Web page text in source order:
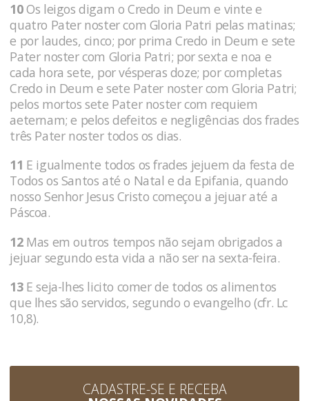
10Os leigos digam o Credo in Deum e vinte e
quatro Pater noster com Gloria Patri pelas matinas;
e por laudes, cinco; por prima Credo in Deum e sete
Pater noster com Gloria Patri; por sexta e noa e
cada hora sete, por vésperas doze; por completas
Credo in Deum e sete Pater noster com Gloria Patri;
pelos mortos sete Pater noster com requiem
aeternam; e pelos defeitos e negligências dos frades
três Pater noster todos os dias.
11 E igualmente todos os frades jejuem da festa de
Todos os Santos até o Natal e da Epifania, quando
nosso Senhor Jesus Cristo começou a jejuar até a
Páscoa.
12Mas em outros tempos não sejam obrigados a
jejuar segundo esta vida a não ser na sexta-feira.
13E seja-lhes licito comer de todos os alimentos
que lhes são servidos, segundo o evangelho (cfr. Lc
10,8).
CADASTRE-SE E RECEBA